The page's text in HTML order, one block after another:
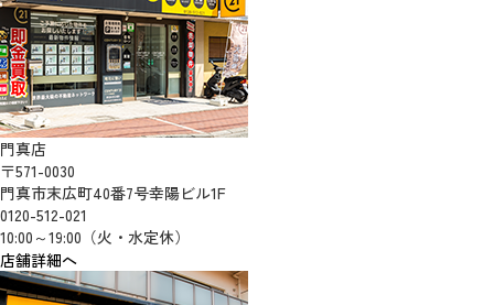
門真店
〒571-0030
門真市末広町40番7号幸陽ビル1F
0120-512-021
10:00～19:00（火・水定休）
店舗詳細へ